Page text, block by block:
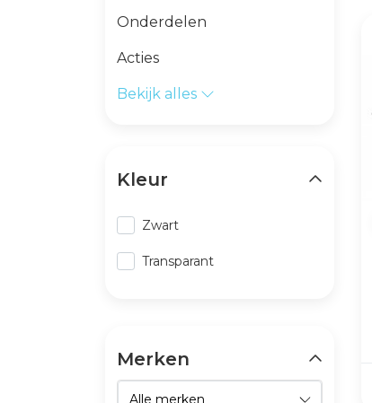
Onderdelen
Acties
Bekijk alles
Kleur
Zwart
Transparant
Merken